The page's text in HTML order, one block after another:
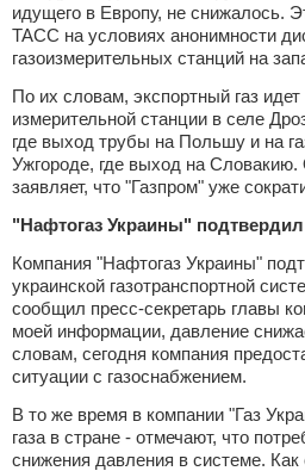
идущего в Европу, не снижалось.
ТАСС на условиях анонимности
газоизмерительных станций на
По их словам, экспортный газ
измерительной станции в селе
где выход трубы на Польшу и на
Ужгороде, где выход на
заявляет, что "Газпром" уже
"Нафтогаз Украины"
Компания "Нафтогаз Украины"
украинской газотранспортной
сообщил пресс-секретарь главы
моей информации, давление
словам, сегодня компания
ситуации с газоснабжением.
В то же время в компании "Газ
газа в стране - отмечают, что
снижения давления в системе.